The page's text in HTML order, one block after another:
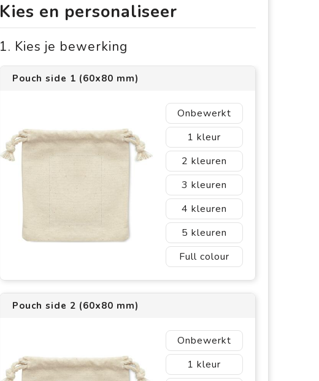
Kies en personaliseer
1. Kies je bewerking
Pouch side 1 (60x80 mm)
Onbewerkt
1
2
3
4
5
Full colour
Pouch side 2 (60x80 mm)
Onbewerkt
1